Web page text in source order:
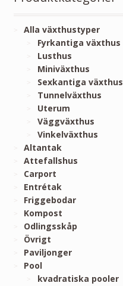
Alla växthustyper
Fyrkantiga växthus
Lusthus
Miniväxthus
Sexkantiga växthus
Tunnelväxthus
Uterum
Väggväxthus
Vinkelväxthus
Altantak
Attefallshus
Carport
Entrétak
Friggebodar
Kompost
Odlingsskåp
Övrigt
Paviljonger
Pool
kvadratiska pooler